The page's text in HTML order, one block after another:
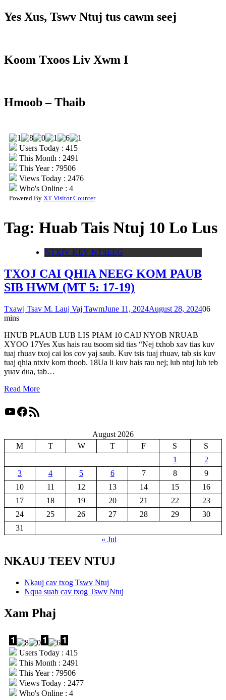
Yes Xus, Tswv Ntuj tus cawm seej
Koom Txoos Liv Xwm I
Hmoob – Thaib
Users Today : 415
This Month : 2491
This Year : 79506
Views Today : 2476
Who's Online : 4
Powered By XT Visitor Counter
Tag: Huab Tais Ntuj 10 Lo Lus
NTXIV KEV NTSEEG
TXOJ CAI QHIA NEEG KOM PAUB
SIB HWM (MT 5: 17-19)
Txawj Tsav M. Lauj Vaj TawmJune 11, 2024August 28, 202406
mins
HNUB PLAUB LUB LIS PIAM 10 CAIJ NYOB NRUAB
XYOO 17Yes Xus hais rau tsoom sid tias “Nej txhob xav tias kuv
tuaj rhuav txoj cai los cov yaj saub. Kuv tsis tuaj rhuav, tab sis kuv
tuaj qhia ntxiv kom thoob. 18Ua li kuv hais rau nej; lub ntuj lub teb
yuav dua, tab…
Read More
YouTube
Facebook
RSS Feed
August 2026
M
T W T F S
S
1
2
3
4 5 6 7 8
9
10
11 12 13 14 15
16
17
18 19 20 21 22
23
24
25 26 27 28 29
30
31
« Jul
NKAUJ TEEV NTUJ
Nkauj cav txog Tswv Ntuj
Nqua suab cav txog Tswv Ntuj
Xam Phaj
Users Today : 415
This Month : 2491
This Year : 79506
Views Today : 2477
Who's Online : 4